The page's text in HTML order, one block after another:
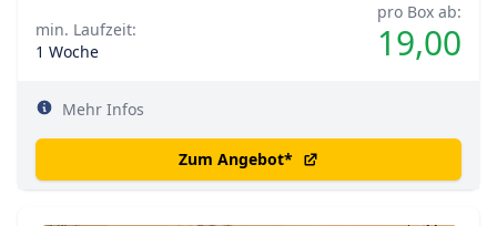
pro Box ab:
19,00
min. Laufzeit:
1 Woche
Mehr Infos
Zum Angebot*